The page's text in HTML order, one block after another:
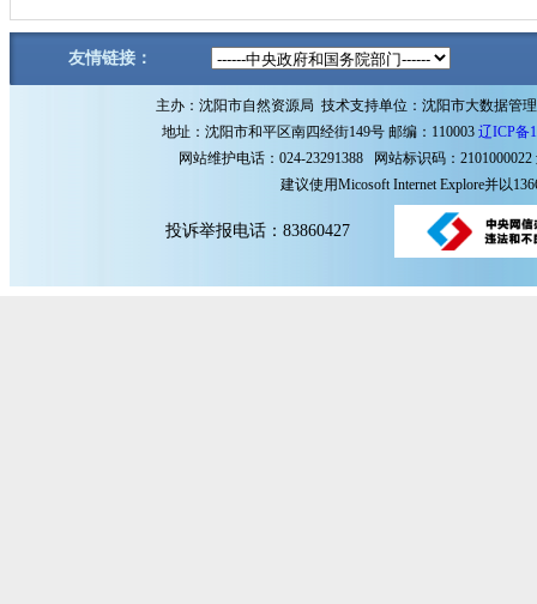
友情链接：
主办：沈阳市自然资源局 技术支持单位：沈阳市大数据管
地址：沈阳市和平区南四经街149号 邮编：110003 辽ICP备
网站维护电话：024-23291388 网站标识码：2101000022
建议使用Micosoft Internet Explore并以
投诉举报电话：83860427